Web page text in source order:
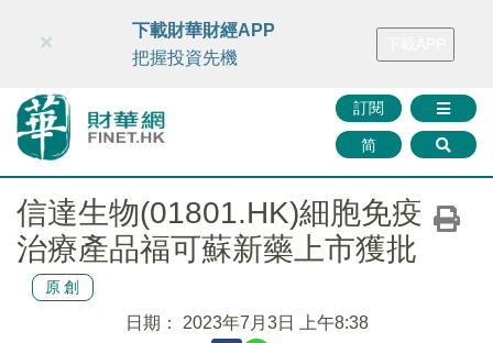
財華智庫網 FINTV FINMETA 財華證券 媒體矩陣
訂閱
简
×
下載財華財經APP
把握投資先機
信達生物(01801.HK)細胞免疫
治療產品福可蘇新藥上市獲批
原創
日期： 2023年7月3日 上午8:38